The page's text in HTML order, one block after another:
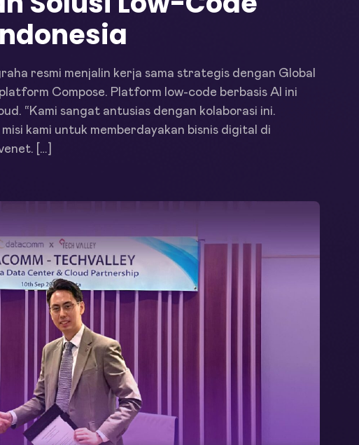
resmi menjalin kerja sama strategis dengan Global
Compose. Platform low-code berbasis AI ini
“Kami sangat antusias dengan kolaborasi ini.
kami untuk memberdayakan bisnis digital di
[…]